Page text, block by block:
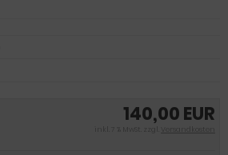
140,00 EUR
inkl. 7 % MwSt. zzgl. Versandkosten